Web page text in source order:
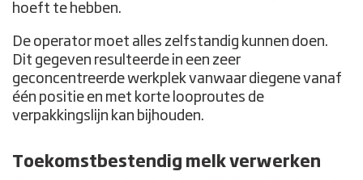
hoeft te hebben.
De operator moet alles zelfstandig kunnen doen.
Dit gegeven resulteerde in een zeer
geconcentreerde werkplek vanwaar diegene vanaf
één positie en met korte looproutes de
verpakkingslijn kan bijhouden.
Toekomstbestendig melk verwerken